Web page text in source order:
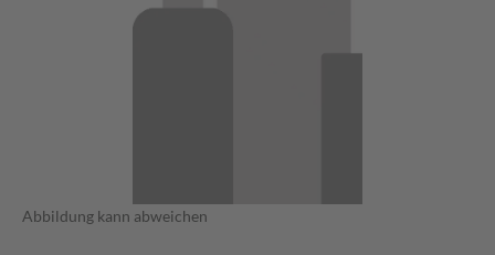
Abbildung kann abweichen